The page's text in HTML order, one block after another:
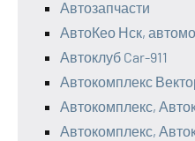
Автозапчасти
АвтоКео Нск,
Автоклуб Car-911
Автокомплекс
Автокомплекс,
Автокомплекс,